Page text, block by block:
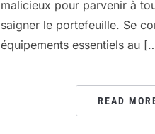
malicieux pour parvenir à
saigner le portefeuille. Se
équipements essentiels au
READ